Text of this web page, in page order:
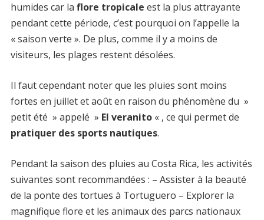
humides car la flore tropicale est la plus attrayante
pendant cette période, c’est pourquoi on l’appelle la
« saison verte ». De plus, comme il y a moins de
visiteurs, les plages restent désolées.
Il faut cependant noter que les pluies sont moins
fortes en juillet et août en raison du phénomène du »
petit été » appelé » El veranito« , ce qui permet de
pratiquer des sports nautiques.
Pendant la saison des pluies au Costa Rica, les activités
suivantes sont recommandées : – Assister à la beauté
de la ponte des tortues à Tortuguero – Explorer la
magnifique flore et les animaux des parcs nationaux